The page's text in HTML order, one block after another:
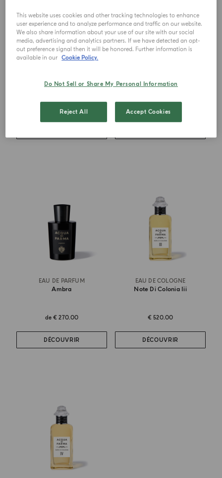
Mandorlo Di Sicilia
€ 118.00
Zafferano
de € 115.00
EAU DE PARFUM
Ambra
de€ 270.00
DÉCOUVRIR
EAU DE COLOGNE
Note Di Colonia Iii
€ 520.00
DÉCOUVRIR
This website uses cookies and other tracking technologies to enhance
user experience and to analyze performance and traffic on our website.
We also share information about your use of our site with our social
media, advertising and analytics partners. If we have detected an opt-
out preference signal then it will be honored. Further information is
available in our Cookie Policy.
Do Not Sell or Share My Personal Information
Reject All Accept Cookies